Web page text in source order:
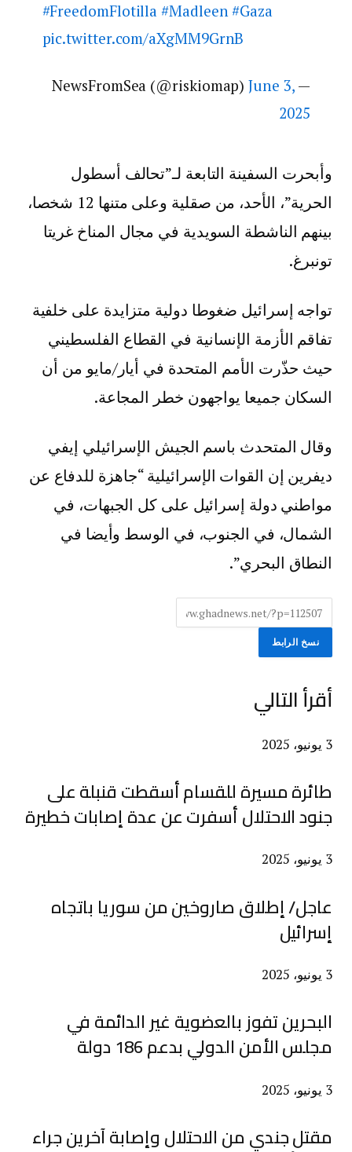
#FreedomFlotilla #Madleen#Gaza
pic.twitter.com/aXgMM9GrnB
— NewsFromSea (@riskiomap)
June 3,
2025
وأبحرت السفينة التابعة لـ”تحالف أسطول
الحرية”، الأحد، من صقلية وعلى متنها 12 شخصا،
بينهم الناشطة السويدية في مجال المناخ غريتا
تونبرغ.
تواجه إسرائيل ضغوطا دولية متزايدة على خلفية
تفاقم الأزمة الإنسانية في القطاع الفلسطيني
حيث حذّرت الأمم المتحدة في أيار/مايو من أن
السكان جميعا يواجهون خطر المجاعة.
وقال المتحدث باسم الجيش الإسرائيلي إيفي
ديفرين إن القوات الإسرائيلية “جاهزة للدفاع عن
مواطني دولة إسرائيل على كل الجبهات، في
الشمال، في الجنوب، في الوسط وأيضا في
النطاق البحري”.
نسخ الرابط
أقرأ التالي
3 يونيو، 2025
طائرة مسيرة للقسام أسقطت قنبلة على
جنود الاحتلال أسفرت عن عدة إصابات خطيرة
3 يونيو، 2025
عاجل/ إطلاق صاروخين من سوريا باتجاه
إسرائيل
3 يونيو، 2025
البحرين تفوز بالعضوية غير الدائمة في
مجلس الأمن الدولي بدعم 186 دولة
3 يونيو، 2025
مقتل جندي من الاحتلال وإصابة آخرين جراء